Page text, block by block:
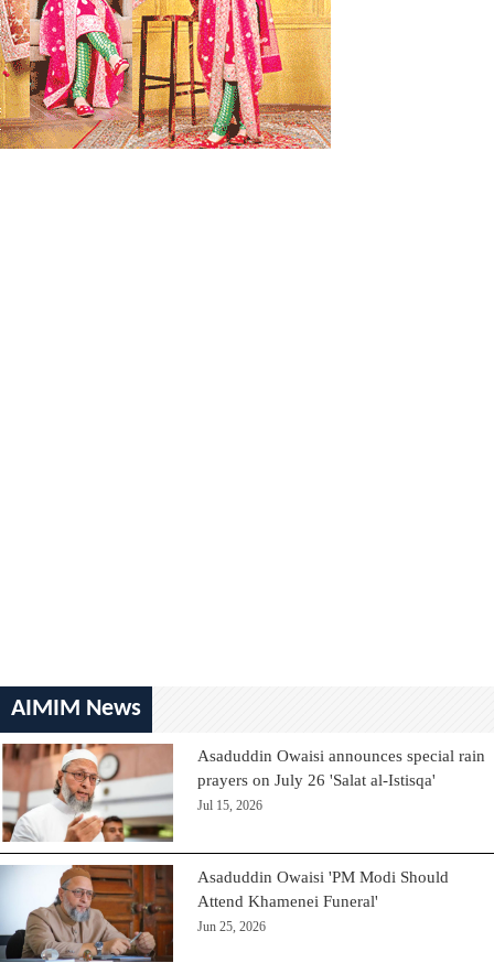
AIMIM News
Asaduddin Owaisi announces special rain
prayers on July 26 'Salat al-Istisqa'
Jul 15, 2026
Asaduddin Owaisi 'PM Modi Should
Attend Khamenei Funeral'
Jun 25, 2026